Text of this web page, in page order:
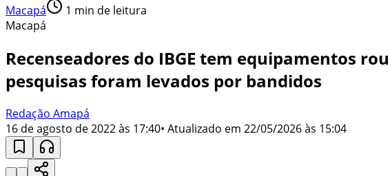
Macapá 1 min de leitura
Macapá
Recenseadores do IBGE tem equipamentos
pesquisas foram levados por bandidos
Redação Amapá
16 de agosto de 2022 às 17:40• Atualizado em 22/05/2026 às 15:04